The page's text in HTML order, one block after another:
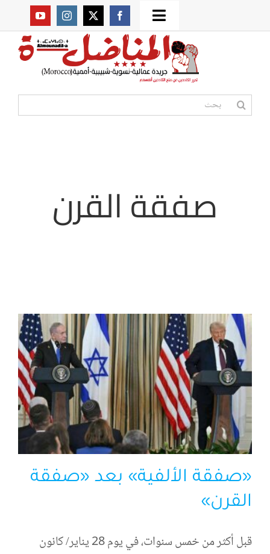
to
Toggle
Navigation
من نحن؟
افتتاحية موقع المناضل-ة
روابط
البحث
صفقة القرن
«صفقة الألفية» بعد «صفقة
القرن»
قبل أكثر من خمس سنوات، في يوم 28 يناير/ كانون